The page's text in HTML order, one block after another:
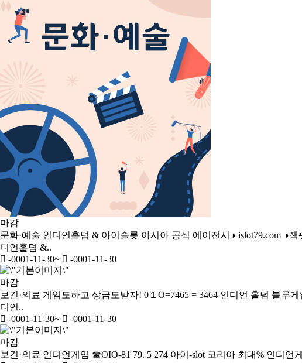
마감
문화·예술 인디언홀덤 & 아이슬롯 아시아 공식 에이전시◑ islot79.com ◑
디언홀덤 &..
-0001-11-30~ -0001-11-30
마감
보건·의료 게임도하고 상금도받자! 0１O=7465 = 3464 인디언 홀덤 블루게
디언..
-0001-11-30~ -0001-11-30
마감
보건·의료 인디언게임 ☎OIO-81 79. 5 274 아이-slot 코리아 최대% 인디언